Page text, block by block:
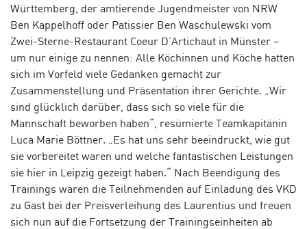
Württemberg, der amtierende Jugendmeister von NRW
Ben Kappelhoff oder Patissier Ben Waschulewski vom
Zwei-Sterne-Restaurant Coeur D’Artichaut in Münster –
um nur einige zu nennen: Alle Köchinnen und Köche hatten
sich im Vorfeld viele Gedanken gemacht zur
Zusammenstellung und Präsentation ihrer Gerichte. „Wir
sind glücklich darüber, dass sich so viele für die
Mannschaft beworben haben“, resümierte Teamkapitänin
Luca Marie Böttner. „Es hat uns sehr beeindruckt, wie gut
sie vorbereitet waren und welche fantastischen Leistungen
sie hier in Leipzig gezeigt haben.“ Nach Beendigung des
Trainings waren die Teilnehmenden auf Einladung des VKD
zu Gast bei der Preisverleihung des Laurentius und freuen
sich nun auf die Fortsetzung der Trainingseinheiten ab